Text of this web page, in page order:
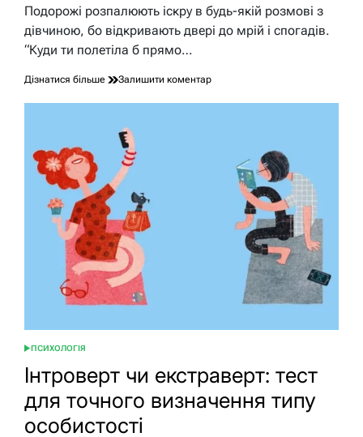
час
читання
Подорожі розпалюють іскру в будь-якій розмові з
дівчиною, бо відкривають двері до мрій і спогадів.
“Куди ти полетіла б прямо…
Дізнатися більше Залишити коментардо
зблизять
ОПУБЛІКУВАТИ
ПСИХОЛОГІЯ
Інтроверт чи екстраверт: тест
для точного визначення типу
особистості